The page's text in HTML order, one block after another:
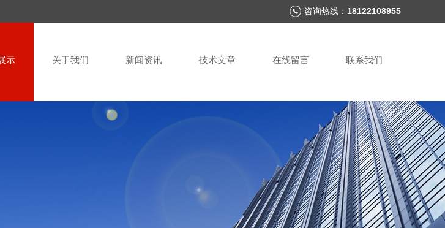
咨询热线： 18122108955
示 关于我们 新闻资讯 技术文章 在线留言 联系我们